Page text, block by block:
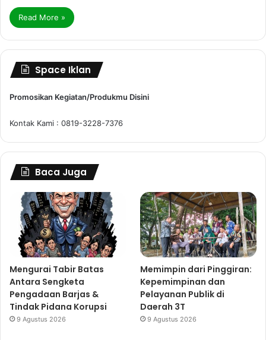
Read More »
Space Iklan
Promosikan Kegiatan/Produkmu Disini
Kontak Kami : 0819-3228-7376
Baca Juga
Mengurai Tabir Batas
Antara Sengketa
Pengadaan Barjas &
Tindak Pidana Korupsi
9 Agustus 2026
Memimpin dari Pinggiran:
Kepemimpinan dan
Pelayanan Publik di
Daerah 3T
9 Agustus 2026